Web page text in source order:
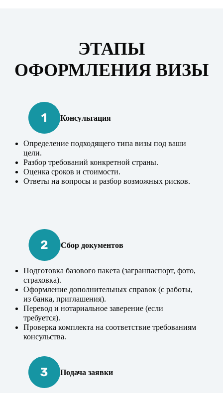
ЭТАПЫ
ОФОРМЛЕНИЯ ВИЗЫ
Консультация
Определение подходящего типа визы под ваши
цели.
Разбор требований конкретной страны.
Оценка сроков и стоимости.
Ответы на вопросы и разбор возможных рисков.
Сбор документов
Подготовка базового пакета (загранпаспорт, фото,
страховка).
Оформление дополнительных справок (с работы,
из банка, приглашения).
Перевод и нотариальное заверение (если
требуется).
Проверка комплекта на соответствие требованиям
консульства.
Подача заявки